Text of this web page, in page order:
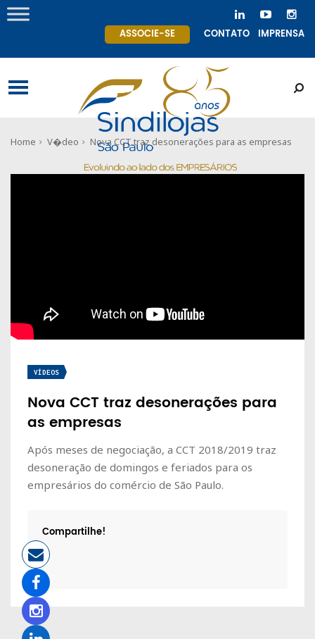
ASSOCIE-SE CONTATO IMPRENSA
Home V�deo Nova CCT traz desonerações para as empresas
VÍDEOS
Nova CCT traz desonerações para
as empresas
Após meses de negociação, a CCT 2018/2019 traz
desoneração de domingos e feriados para os
empresários do comércio de São Paulo.
Compartilhe!